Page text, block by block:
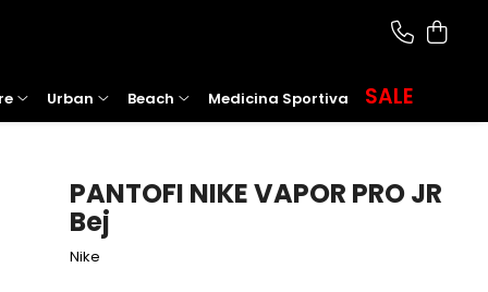
Urban Beach Medicina Sportiva SALE
PANTOFI NIKE VAPOR PRO JR
Bej
Nike